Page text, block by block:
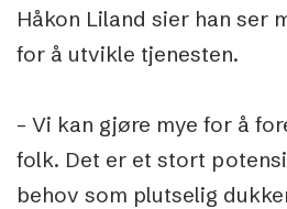
Håkon Liland sier han ser
for å utvikle tjenesten.
– Vi kan gjøre mye for å
folk. Det er et stort
behov som plutselig